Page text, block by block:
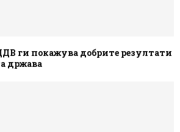
ги покажува добрите резултати
држава